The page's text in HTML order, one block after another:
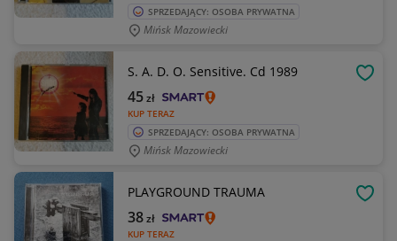
SPRZEDAJĄCY: OSOBA PRYWATNA
Mińsk Mazowiecki
S. A. D. O. Sensitive. Cd 1989
KUP TERAZ
45zł
SPRZEDAJĄCY: OSOBA PRYWATNA
Mińsk Mazowiecki
PLAYGROUND TRAUMA
KUP TERAZ
38zł